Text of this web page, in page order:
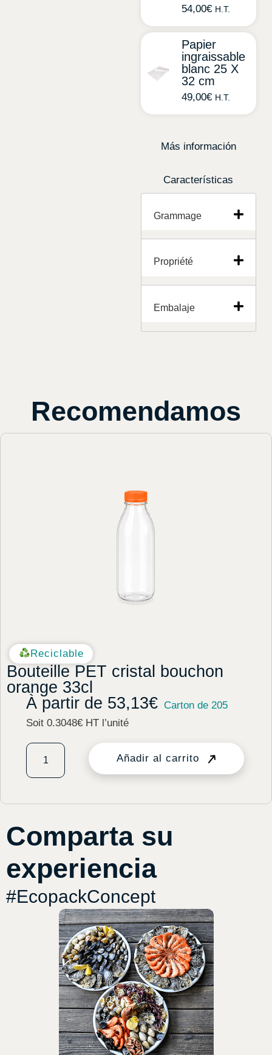
Más información
Características
54,00€ H.T.
Papier
ingraissable
blanc 25 X
32 cm
49,00€ H.T.
Grammage
Propriété
Embalaje
Recomendamos
Reciclable
Bouteille PET cristal bouchon
orange 33cl
À partir de 53,13€
Soit 0.3048€ HT l’unité
Carton de 205
Añadir al carrito
Comparta su
experiencia
#EcopackConcept